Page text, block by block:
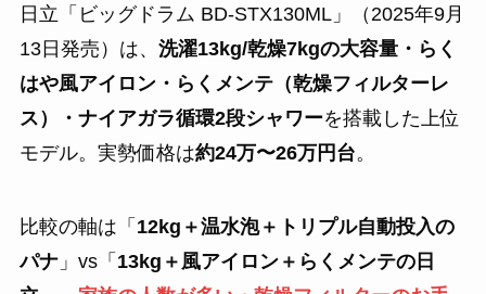
日立「ビッグドラム BD-STX130ML」（2025年9月
13日発売）は、 洗濯13kg/乾燥7kgの大容量・らく
はや風アイロン・らくメンテ（乾燥フィルターレ
ス）・ナイアガラ循環2段シャワーを搭載した上位
モデル。実勢価格は約24万〜26万円台。
比較の軸は「 12kg＋温水泡＋トリプル自動投入の
パナ」vs「 13kg＋風アイロン＋らくメンテの日